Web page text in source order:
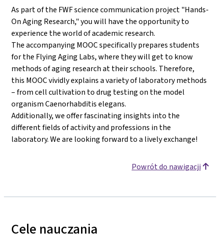
As part of the FWF science communication project "Hands-
On Aging Research," you will have the opportunity to
experience the world of academic research.
The accompanying MOOC specifically prepares students
for the Flying Aging Labs, where they will get to know
methods of aging research at their schools. Therefore,
this MOOC vividly explains a variety of laboratory methods
– from cell cultivation to drug testing on the model
organism Caenorhabditis elegans.
Additionally, we offer fascinating insights into the
different fields of activity and professions in the
laboratory. We are looking forward to a lively exchange!
Powrót do nawigacji
Cele nauczania